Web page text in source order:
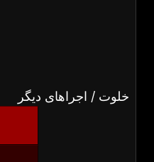
خلوت / اجراهای دیگر